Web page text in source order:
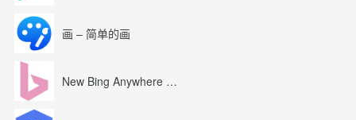
画 – 简单的画
New Bing Anywhere (Bing Chat GPT-4)